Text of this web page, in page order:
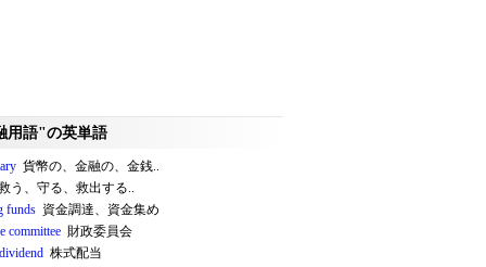
用語"の英単語
貨幣の、金融の、金銭..
う、守る、救出する..
funds 資金調達、資金集め
committee 財政委員会
株式配当